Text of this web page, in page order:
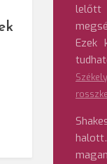
Ezek